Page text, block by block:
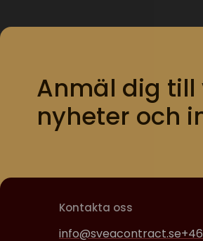
Anmäl dig
nyheter och
Kontakta oss
info@sveacontract.se